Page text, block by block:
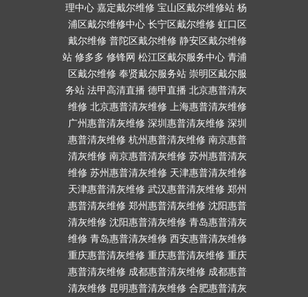
理中心 嘉定戴尔维修 宝山区戴尔维修站 杨
浦区戴尔维修中心 长宁区戴尔维修 虹口区
戴尔维修 普陀区戴尔维修 静安区戴尔维修
站 修多多 修锋网 松江区戴尔服务中心 青浦
区戴尔维修 奉贤戴尔服务站 崇明区戴尔服
务站 法甲高清直播 德甲直播 北京惠普清灰
维修 北京惠普清灰维修 上海惠普清灰维修
广州惠普清灰维修 深圳惠普清灰维修 深圳
惠普清灰维修 杭州惠普清灰维修 南京惠普
清灰维修 南京惠普清灰维修 苏州惠普清灰
维修 苏州惠普清灰维修 天津惠普清灰维修
天津惠普清灰维修 武汉惠普清灰维修 郑州
惠普清灰维修 郑州惠普清灰维修 沈阳惠普
清灰维修 沈阳惠普清灰维修 青岛惠普清灰
维修 青岛惠普清灰维修 西安惠普清灰维修
重庆惠普清灰维修 重庆惠普清灰维修 重庆
惠普清灰维修 成都惠普清灰维修 成都惠普
清灰维修 昆明惠普清灰维修 合肥惠普清灰